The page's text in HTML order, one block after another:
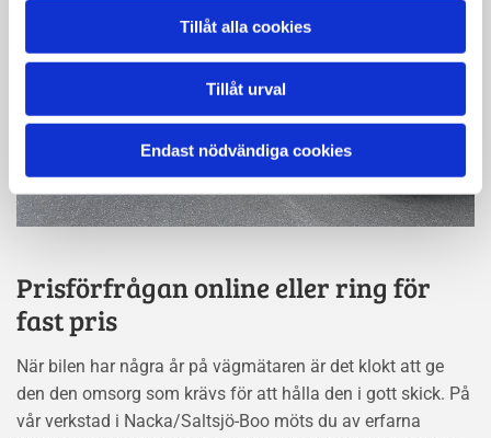
Tillåt alla cookies
Tillåt urval
Endast nödvändiga cookies
Prisförfrågan online eller ring för
fast pris
När bilen har några år på vägmätaren är det klokt att ge
den den omsorg som krävs för att hålla den i gott skick. På
vår verkstad i Nacka/Saltsjö-Boo möts du av erfarna